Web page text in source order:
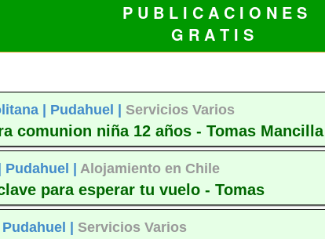
P U B L I C A C I O N E S
G R A T I S
| Pudahuel | Servicios Varios
comunion niña 12 años - Tomas Mancilla
Pudahuel |Alojamiento en Chile
para esperar tu vuelo - Tomas
Pudahuel | Servicios Varios